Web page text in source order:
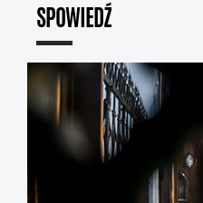
SPOWIEDŹ